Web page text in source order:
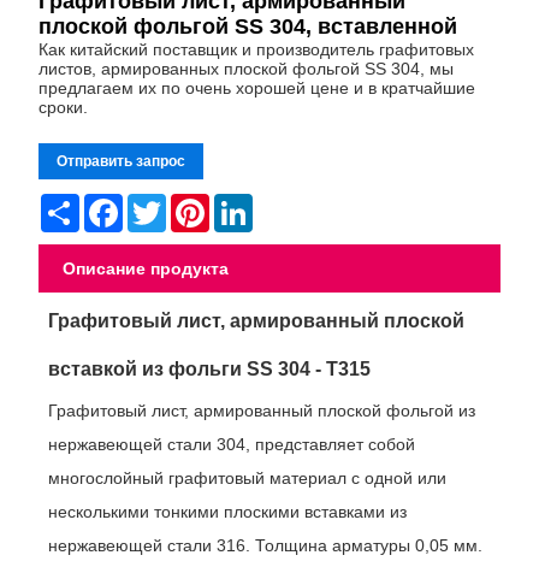
плоской фольгой SS 304, вставленной
Как китайский поставщик и производитель графитовых
листов, армированных плоской фольгой SS 304, мы
предлагаем их по очень хорошей цене и в кратчайшие
сроки.
Отправить запрос
Share Facebook
TwitterPinterest
Описание продукта
Графитовый лист, армированный плоской
вставкой из фольги SS 304 - T315
Графитовый лист, армированный плоской фольгой из
нержавеющей стали 304, представляет собой
многослойный графитовый материал с одной или
несколькими тонкими плоскими вставками из
нержавеющей стали 316. Толщина арматуры 0,05 мм.